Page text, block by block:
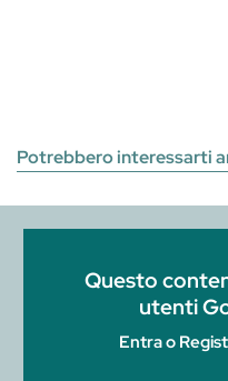
Potrebbero interessarti
Questo
utenti
Entra o